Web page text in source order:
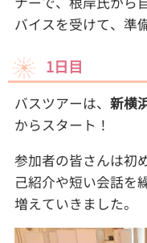
バイスを受けて、準
1日目
バスツアーは、 新横
からスタート！
参加者の皆さんは初
己紹介や短い会話を
増えていきました。